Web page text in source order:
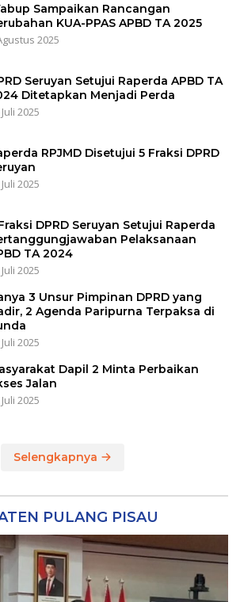
Sampaikan Rancangan
KUA-PPAS APBD TA 2025
2025
Seruyan Setujui Raperda APBD TA
Ditetapkan Menjadi Perda
2025
RPJMD Disetujui 5 Fraksi DPRD
2025
DPRD Seruyan Setujui Raperda
Pelaksanaan
TA 2024
2025
3 Unsur Pimpinan DPRD yang
2 Agenda Paripurna Terpaksa di
2025
Dapil 2 Minta Perbaikan
Jalan
2025
Selengkapnya
PULANG PISAU